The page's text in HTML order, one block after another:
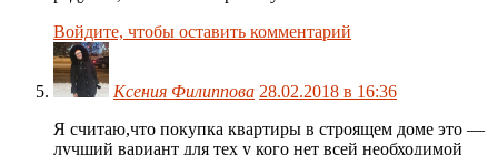
Войдите, чтобы оставить комментарий
Ксения Филиппова 28.02.2018 в 16:36
Я считаю,что покупка квартиры в строящем доме это —
лучший вариант для тех у кого нет всей необходимой